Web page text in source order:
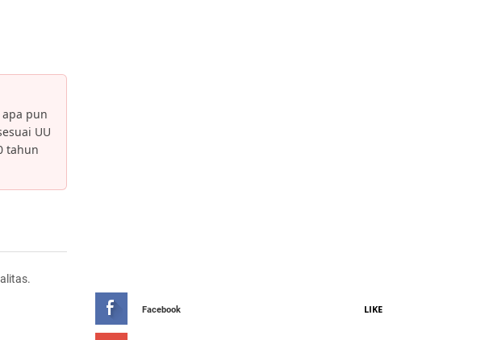
pun
UU
tahun
Facebook LIKE